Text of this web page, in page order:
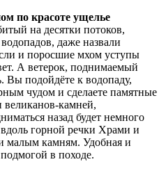
по красоте ущелье
на десятки потоков,
даже назвали
и поросшие мхом уступы
А ветерок, поднимаемый
Вы подойдёте к водопаду,
чудом и сделаете памятные
великанов-камней,
назад будет немного
горной речки Храми и
малым камням. Удобная и
в походе.